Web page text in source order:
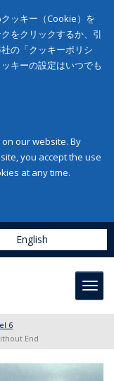
ッキー（Cookie）を
をクリックするか、引
の「クッキーポリシ
キーの設定はいつでも
our website. By
you accept the use
at any time.
English
6
End